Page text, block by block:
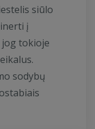
siūlo
į
tokioje
sodybų